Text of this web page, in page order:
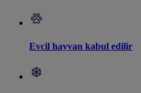
Evcil hayvan kabul edilir